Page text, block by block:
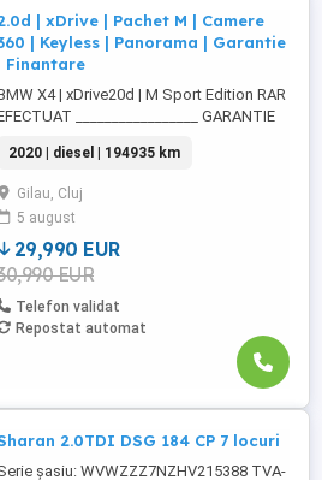
| xDrive | Pachet M | Camere
| Keyless | Panorama | Garantie
Finantare
X4 | xDrive20d | M Sport Edition RAR
_________________ GARANTIE
turbina, EGR, pompa Adblue, sistem 4x4,
pompa apa, ECU, etc) Livrare gratuită la
domiciliu (în limita a 100km) Posibilitate
persoane fizice și juridice prin
...
2020 | diesel | 194935 km
Gilau, Cluj
5 august
29,990 EUR
EUR
Telefon validat
Repostat automat
2.0TDI DSG 184 CP 7 locuri
șasiu: WVWZZZ7NZHV215388 TVA-